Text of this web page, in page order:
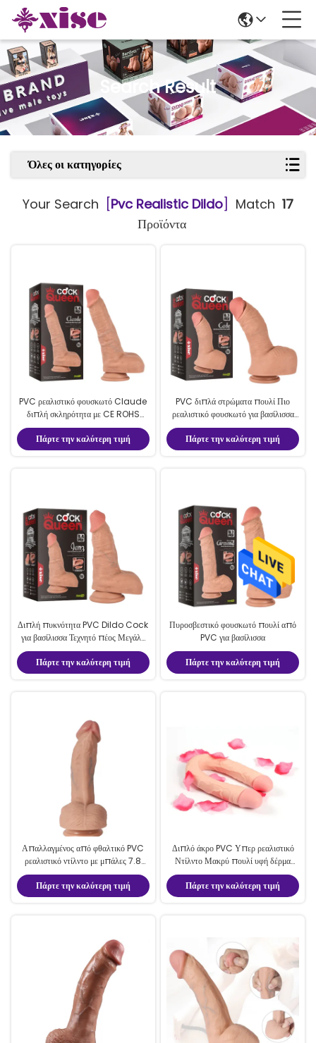
Search Result
Όλες οι κατηγορίες
Your Search [Pvc Realistic Dildo] Match 17
Προϊόντα
PVC ρεαλιστικό φουσκωτό Claude
διπλή σκληρότητα με CE ROHS
8,46 ίντσες για γυναίκες
Πάρτε την καλύτερη τιμή
PVC διπλά στρώματα πουλί Πιο
ρεαλιστικό φουσκωτό για βασίλισσα
Διαμέτρου 6,2 εκατοστά πάχος
ρεαλιστικό φουσκωτό
Πάρτε την καλύτερη τιμή
Διπλή πυκνότητα PVC Dildo Cock
για βασίλισσα Τεχνητό πέος Μεγάλο
μέγεθος 8,46 " ρεαλιστικό Dildo
Πάρτε την καλύτερη τιμή
Πυροσβεστικό φουσκωτό πουλί από
PVC για βασίλισσα
Πάρτε την καλύτερη τιμή
Απαλλαγμένος από φθαλτικό PVC
ρεαλιστικό ντίλντο με μπάλες 7.8
ίντσες ρεαλιστικό πουλί
Πάρτε την καλύτερη τιμή
Διπλό άκρο PVC Υπερ ρεαλιστικό
Ντίλντο Μακρύ πουλί υφή δέρμα
πουλί για λεσβίες
Πάρτε την καλύτερη τιμή